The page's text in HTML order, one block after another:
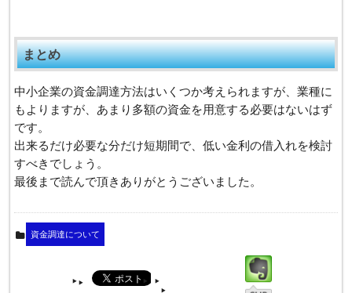
まとめ
中小企業の資金調達方法はいくつか考えられますが、業種に
もよりますが、あまり多額の資金を用意する必要はないはず
です。
出来るだけ必要な分だけ短期間で、低い金利の借入れを検討
すべきでしょう。
最後まで読んで頂きありがとうございました。
資金調達について